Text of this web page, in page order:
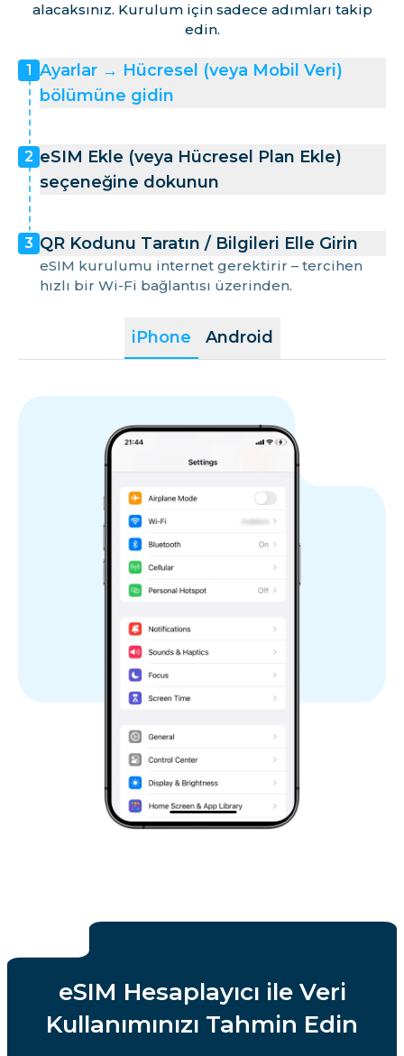
alacaksınız. Kurulum için sadece adımları takip
edin.
iPhone Android
1
Ayarlar → Hücresel (veya Mobil Veri)
bölümüne gidin
2 eSIM Ekle (veya Hücresel Plan Ekle)
seçeneğine dokunun
3 QR Kodunu Taratın / Bilgileri Elle Girin
eSIM kurulumu internet gerektirir – tercihen
hızlı bir Wi-Fi bağlantısı üzerinden.
eSIM Hesaplayıcı ile Veri
Kullanımınızı Tahmin Edin